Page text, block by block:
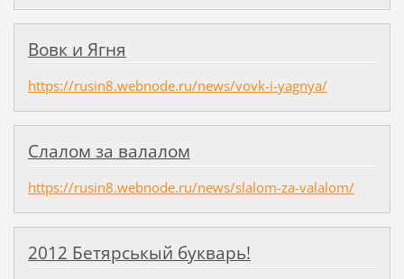
Вовк и Ягня
https://rusin8.webnode.ru/news/vovk-i-yagnya/
Слалом за валалом
https://rusin8.webnode.ru/news/slalom-za-valalom/
2012 Бетярськый букварь!